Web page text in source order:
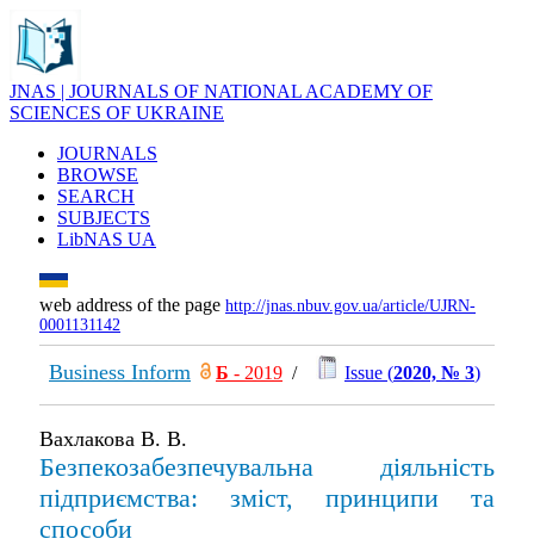
JNAS | JOURNALS OF NATIONAL ACADEMY OF
SCIENCES OF UKRAINE
JOURNALS
BROWSE
SEARCH
SUBJECTS
LibNAS UA
web address of the page http://jnas.nbuv.gov.ua/article/UJRN-
0001131142
Business Inform Б - 2019 / Issue (2020, № 3)
Вахлакова В. В.
Безпекозабезпечувальна діяльність
підприємства: зміст, принципи та
способи